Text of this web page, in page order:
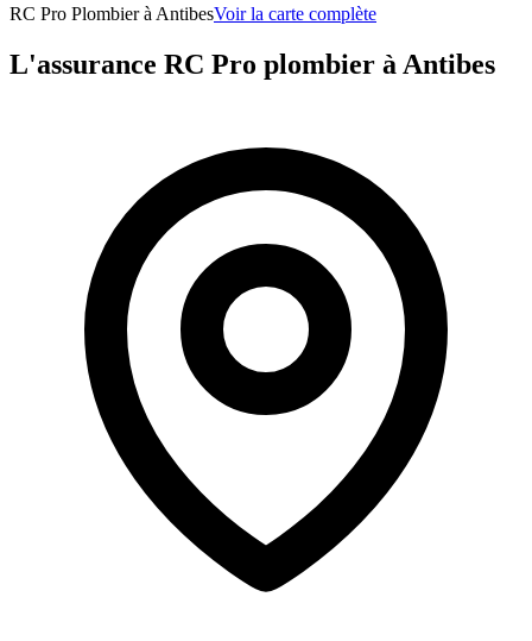
RC Pro Plombierà AntibesVoir la carte complète
L'assurance RC Pro plombier à Antibes